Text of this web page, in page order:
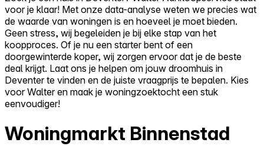
voor je klaar! Met onze data-analyse weten we precies wat
de waarde van woningen is en hoeveel je moet bieden.
Geen stress, wij begeleiden je bij elke stap van het
koopproces. Of je nu een starter bent of een
doorgewinterde koper, wij zorgen ervoor dat je de beste
deal krijgt. Laat ons je helpen om jouw droomhuis in
Deventer te vinden en de juiste vraagprijs te bepalen. Kies
voor Walter en maak je woningzoektocht een stuk
eenvoudiger!
Woningmarkt Binnenstad